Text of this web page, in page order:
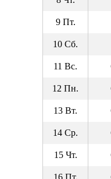
9 Пт.
10 Сб.
11 Вс.
12 Пн.
13 Вт.
14 Ср.
15 Чт.
16 Пт.